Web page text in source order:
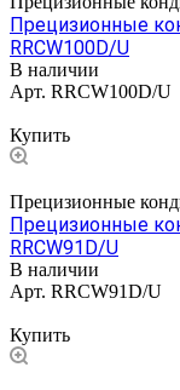
Прецизионные
RRCW100D/U
В наличии
Арт. RRCW100D/U
Купить
Прецизионные
Прецизионные
RRCW91D/U
В наличии
Арт. RRCW91D/U
Купить